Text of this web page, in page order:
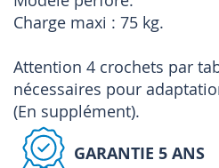
Charge maxi : 75 kg.
Attention 4 crochets par
nécessaires pour
(En supplément).
GARANTIE 5 ANS